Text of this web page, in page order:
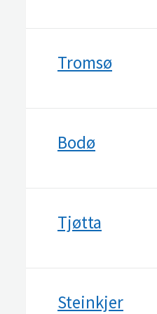
Tromsø
Bodø
Tjøtta
Steinkjer